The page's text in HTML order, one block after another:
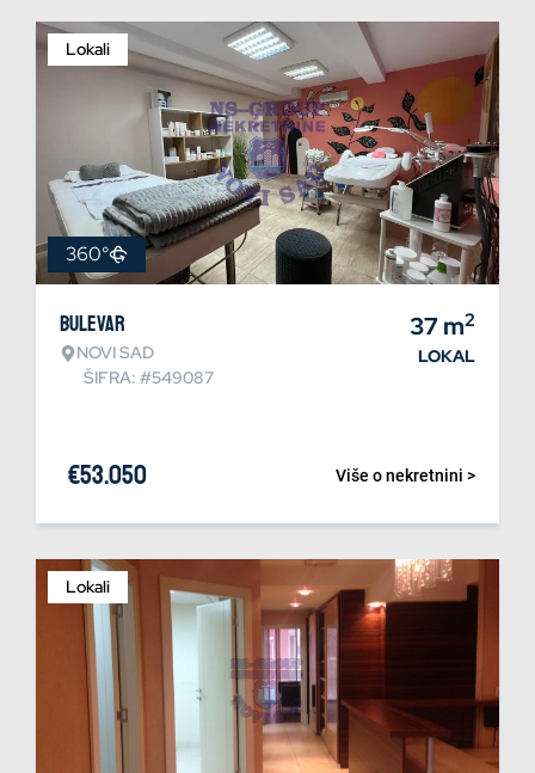
Lokali
360°
Bulevar
NOVI SAD
ŠIFRA: #549087
37m2
LOKAL
Više o nekretnini >
€53.050
Lokali